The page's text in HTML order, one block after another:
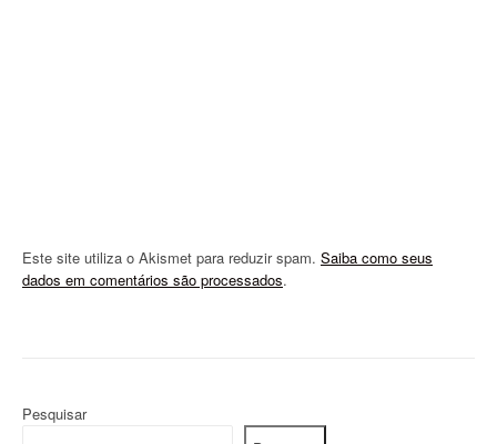
Este site utiliza o Akismet para reduzir spam. Saiba como seus
dados em comentários são processados.
Pesquisar